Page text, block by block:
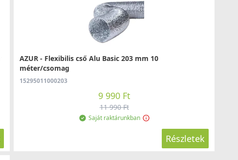
AZUR - Flexibilis cső Alu Basic 203 mm 10
méter/csomag
15295011000203
9 990 Ft
11 990 Ft
Saját raktárunkban
Részletek